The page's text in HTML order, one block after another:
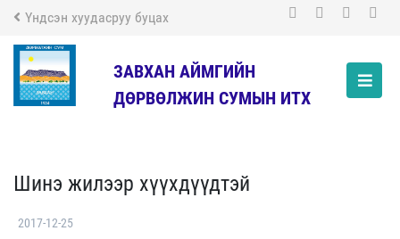
Үндсэн хуудасруу буцах
ЗАВХАН АЙМГИЙН
ДӨРВӨЛЖИН СУМЫН ИТХ
Шинэ жилээр хүүхдүүдтэй
2017-12-25